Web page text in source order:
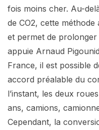
fois moins cher. Au-
de CO2, cette
et permet de prolonger
appuie Arnaud
France, il est possible
accord préalable du
l’instant, les deux
ans, camions,
Cependant, la